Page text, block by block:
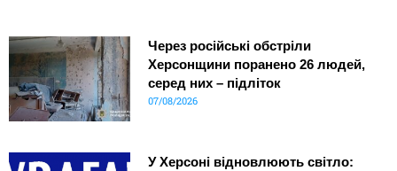
Через російські обстріли
Херсонщини поранено 26 людей,
серед них – підліток
07/08/2026
У Херсоні відновлюють світло: